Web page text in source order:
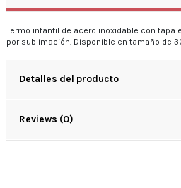
Termo infantil de acero inoxidable con tapa
por sublimación. Disponible en tamaño de
Detalles del producto
Reviews (0)